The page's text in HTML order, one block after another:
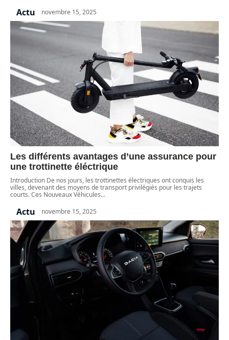
Actu novembre 15, 2025
Les différents avantages d’une assurance pour
une trottinette éléctrique
Introduction De nos jours, les trottinettes électriques ont conquis les
villes, devenant des moyens de transport privilégiés pour les trajets
courts. Ces Nouveaux Véhicules…
Actu novembre 15, 2025